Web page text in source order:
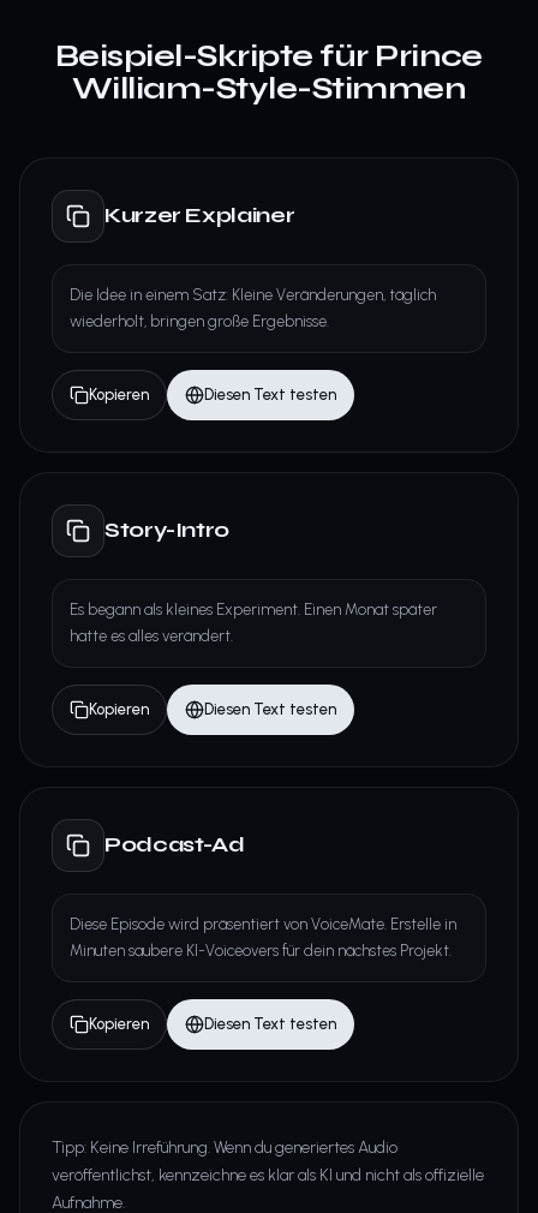
Beispiel-Skripte für Prince
William-Style-Stimmen
Kurzer Explainer
Die Idee in einem Satz: Kleine Veränderungen, täglich
wiederholt, bringen große Ergebnisse.
Kopieren Diesen Text testen
Story-Intro
Es begann als kleines Experiment. Einen Monat später
hatte es alles verändert.
Kopieren Diesen Text testen
Podcast-Ad
Diese Episode wird präsentiert von VoiceMate. Erstelle in
Minuten saubere KI-Voiceovers für dein nächstes Projekt.
Kopieren Diesen Text testen
Tipp: Keine Irreführung. Wenn du generiertes Audio
veröffentlichst, kennzeichne es klar als KI und nicht als offizielle
Aufnahme.